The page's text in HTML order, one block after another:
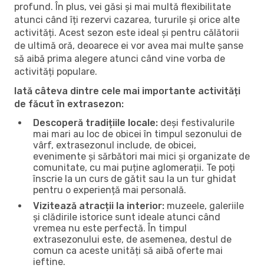
profund. În plus, vei găsi și mai multă flexibilitate
atunci când îți rezervi cazarea, tururile și orice alte
activități. Acest sezon este ideal și pentru călătorii
de ultimă oră, deoarece ei vor avea mai multe șanse
să aibă prima alegere atunci când vine vorba de
activități populare.
Iată câteva dintre cele mai importante activități
de făcut în extrasezon:
Descoperă tradițiile locale: deși festivalurile
mai mari au loc de obicei în timpul sezonului de
vârf, extrasezonul include, de obicei,
evenimente și sărbători mai mici și organizate de
comunitate, cu mai puține aglomerații. Te poți
înscrie la un curs de gătit sau la un tur ghidat
pentru o experiență mai personală.
Vizitează atracții la interior: muzeele, galeriile
și clădirile istorice sunt ideale atunci când
vremea nu este perfectă. În timpul
extrasezonului este, de asemenea, destul de
comun ca aceste unități să aibă oferte mai
ieftine.